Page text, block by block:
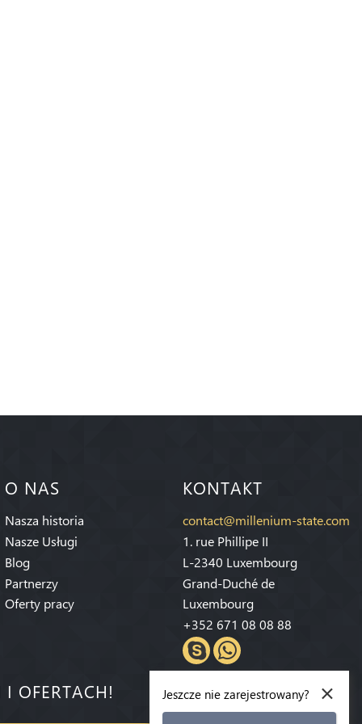
O NAS
Nasza historia
Nasze Usługi
Blog
Partnerzy
Oferty pracy
KONTAKT
contact@millenium-state.com
1. rue Phillipe II
L-2340 Luxembourg
Grand-Duché de
Luxembourg
+352 671 08 08 88
OFERTACH! ×
Jeszcze nie zarejestrowany?